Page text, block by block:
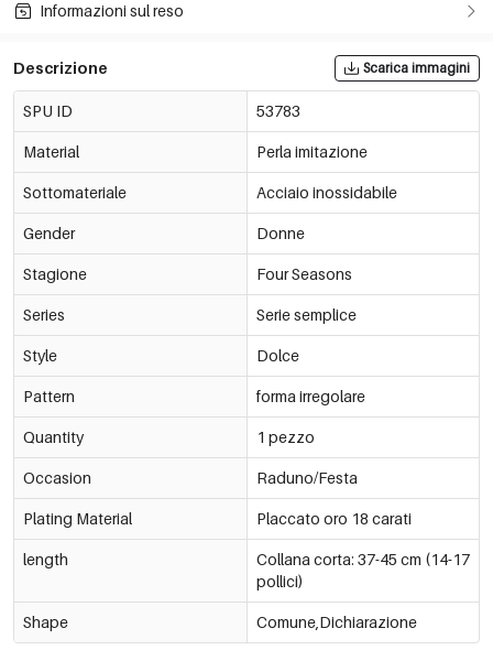
Informazioni sul reso
Descrizione Scarica immagini
SPU ID 53783
Material Perla imitazione
Sottomateriale Acciaio inossidabile
Gender Donne
Stagione Four Seasons
Series Serie semplice
Style Dolce
Pattern forma irregolare
Quantity 1 pezzo
Occasion Raduno/Festa
Plating Material Placcato oro 18 carati
length
Collana corta: 37-45 cm (14-17
pollici)
Shape Comune,Dichiarazione